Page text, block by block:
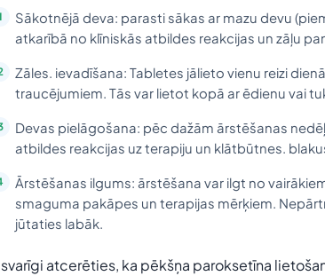
Sākotnējā deva: parasti sākas ar mazu devu
atkarībā no klīniskās atbildes reakcijas un zāļu
Zāles. ievadīšana: Tabletes jālieto vienu reizi
traucējumiem. Tās var lietot kopā ar ēdienu vai
Devas pielāgošana: pēc dažām ārstēšanas
atbildes reakcijas uz terapiju un klātbūtnes.
Ārstēšanas ilgums: ārstēšana var ilgt no
smaguma pakāpes un terapijas mērķiem.
jūtaties labāk.
svarīgi atcerēties, ka pēkšņa paroksetīna